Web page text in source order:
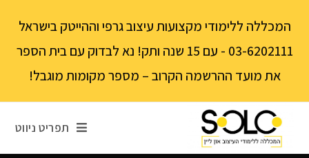
המכללה ללימודי מקצועות עיצוב גרפי וההייטק בישראל
03-6202111 - עם 15 שנה ותק! נא לבדוק עם בית הספר
את מועד ההרשמה הקרוב – מספר מקומות מוגבל!
תפריט ניווט